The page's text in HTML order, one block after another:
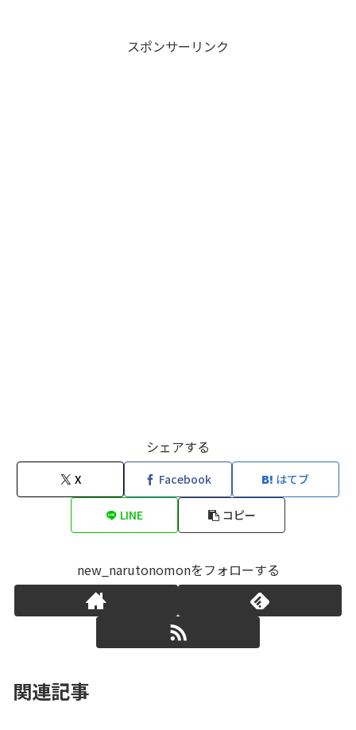
スポンサーリンク
シェアする
X Facebook はてブ
LINE コピー
new_narutonomonをフォローする
関連記事